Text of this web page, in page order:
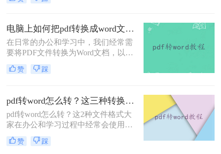
上有很多付费的转换工具，但也有一
么怎样免费将pdf转word呢？下面，我
将介绍三种免费将PDF转Word的方
法。
电脑上如何把pdf转换成word文档？这二种实用方法分享给你！
在日常的办公和学习中，我们经常需
要将PDF文件转换为Word文档，以便
于编辑、修改或进一步处理。由于
PDF格式的稳定性和跨平台兼容性，
此，将其转换为Word文档成为了一种
常见的需求。那么电脑上如何把pdf转
换成word文档呢？本文将介绍二种在
电脑上将PDF转换成Word文档的实用
方法。
赞 踩
pdf转word怎么转？这三种转换方法保证让你满意！
pdf转word怎么转？这2种文件格式大
家在办公和学习过程中经常会使用
到，会遇到需要把转换它们之间的格
式，比如有时候我们需要将PDF转
赞 踩